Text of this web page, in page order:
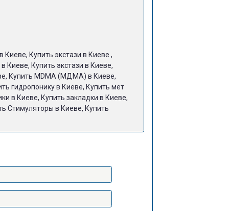
Купить экстази в Киеве ,
Киеве, Купить экстази в Киеве,
Купить MDMA (МДМА) в Киеве,
гидропонику в Киеве, Купить мет
в Киеве, Купить закладки в Киеве,
Стимуляторы в Киеве, Купить